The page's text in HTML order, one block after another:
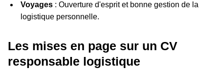
Voyages: Ouverture d'esprit et bonne gestion de la
logistique personnelle.
Les mises en page sur un CV
responsable logistique